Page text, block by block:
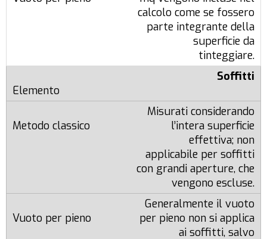
calcolo come se fossero
parte integrante della
superficie da
tinteggiare.
Soffitti
Misurati considerando
l’intera superficie
effettiva; non
applicabile per soffitti
con grandi aperture, che
vengono escluse.
Generalmente il vuoto
per pieno non si applica
ai soffitti, salvo